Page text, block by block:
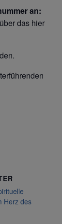
an:
das hier
Herz des